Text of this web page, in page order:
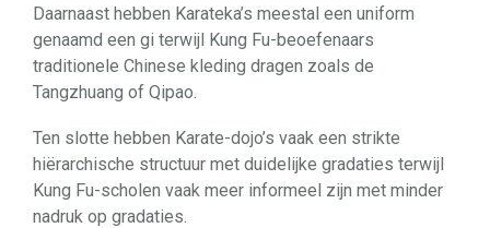
Daarnaast hebben Karateka’s meestal een uniform
genaamd een gi terwijl Kung Fu-beoefenaars
traditionele Chinese kleding dragen zoals de
Tangzhuang of Qipao.
Ten slotte hebben Karate-dojo’s vaak een strikte
hiërarchische structuur met duidelijke gradaties terwijl
Kung Fu-scholen vaak meer informeel zijn met minder
nadruk op gradaties.